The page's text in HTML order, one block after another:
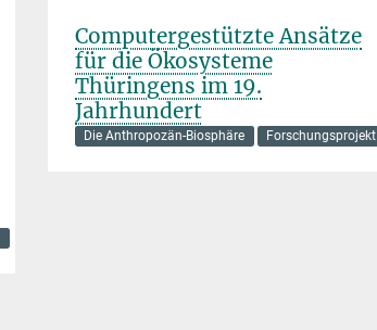
Computergestützte Ansätze
für die Ökosysteme
Thüringens im 19.
Jahrhundert
Die Anthropozän-Biosphäre Forschungsprojekt